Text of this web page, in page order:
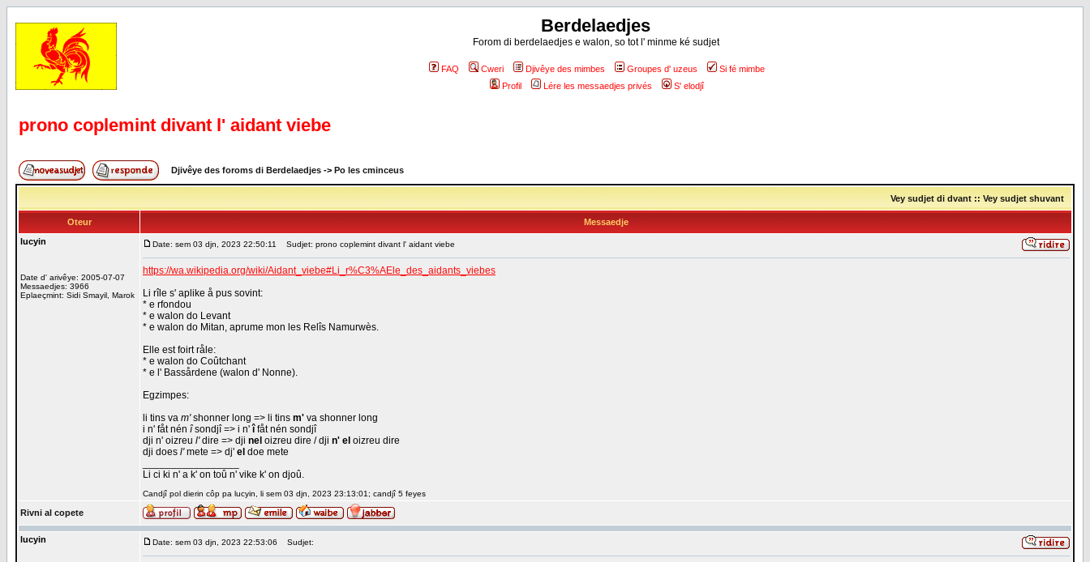
Berdelaedjes
Forom di berdelaedjes e walon, so tot l' minme ké sudjet
FAQ Cweri Djivêye des mimbes Groupes d' uzeus
Si fé mimbe
Profil
Lére les messaedjes privés S' elodjî
prono coplemint divant l' aidant viebe
Djivêye des foroms di Berdelaedjes -> Po les cminceus
Vey sudjet di dvant :: Vey sudjet shuvant
Oteur
Messaedje
lucyin
Date d' arivêye: 2005-07-07
Messaedjes: 3966
Eplaeçmint: Sidi Smayil, Marok
Date: sem 03 djn, 2023 22:50:11 Sudjet: prono coplemint divant l' aidant viebe
https://wa.wikipedia.org/wiki/Aidant_viebe#Li_r%C3%AEle_des_aidants_viebes
Li rîle s' aplike å pus sovint:
* e rfondou
* e walon do Levant
* e walon do Mitan, aprume mon les Relîs Namurwès.
Elle est foirt råle:
* e walon do Coûtchant
* e l' Bassårdene (walon d' Nonne).
Egzimpes:
li tins va m'shonner long => li tins m' va shonner long
i n' fåt nén îsondjî => i n'îfåt nén sondjî
dji n' oizreu l'dire => dji nel oizreu dire / dji n' el oizreu dire
dji does l'mete => dj' el doe mete
Li ci ki n' a k' on toû n' vike k' on djoû.
Candjî pol dierin côp pa lucyin, li sem 03 djn, 2023 23:13:01; candjî 5 feyes
Rivni al copete
lucyin Date: sem 03 djn, 2023 22:53:06 Sudjet: